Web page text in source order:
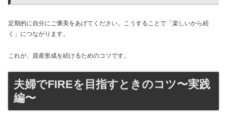
定期的に自分にご褒美をあげてください。こうすることで「楽しいから続
く」につながります。
これが、資産形成を続けるためのコツです。
夫婦でFIREを目指すときのコツ〜実践
編〜